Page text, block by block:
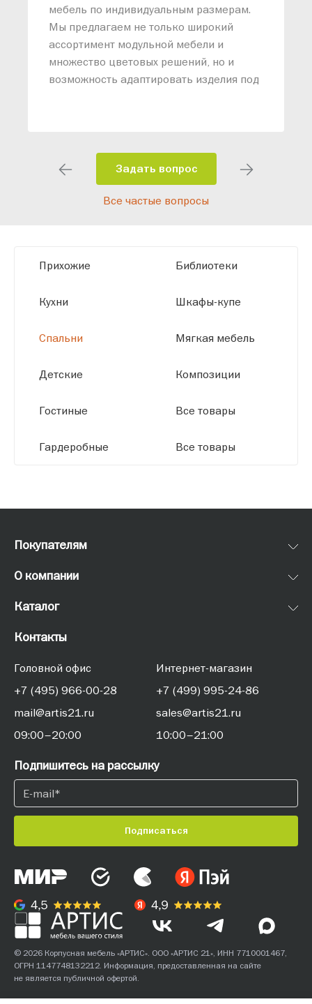
мебель по индивидуальным размерам.
Мы предлагаем не только широкий
ассортимент модульной мебели и
множество цветовых решений, но и
возможность адаптировать изделия под
помещения и личные пожелания.
Благодаря современному
высокотехнологичному оборудованию
размерам.
Задать вопрос
Все частые вопросы
Прихожие
Кухни
Спальни
Детские
Гостиные
Гардеробные
Библиотеки
Шкафы-купе
Мягкая мебель
Композиции
Все товары
Все товары
Покупателям
О компании
Каталог
Контакты
Головной офис
+7 (495) 966-00-28
mail@artis21.ru
09:00–20:00
Интернет-магазин
+7 (499) 995-24-86
sales@artis21.ru
10:00–21:00
Подпишитесь на рассылку
Подписаться
© 2026 Корпусная мебель «АРТИС». ООО «АРТИС 21», ИНН 7710001467,
ОГРН 1147748132212. Информация, предоставленная на сайте
не является публичной офертой.